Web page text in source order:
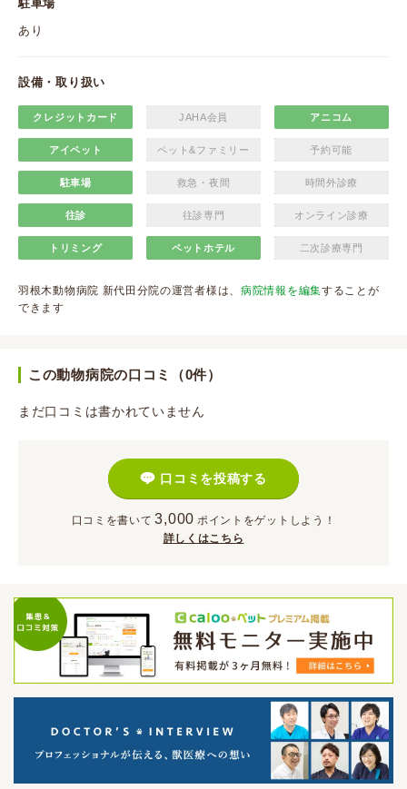
駐車場
あり
設備・取り扱い
クレジットカード JAHA会員 アニコム
アイペット ペット&ファミリー 予約可能
駐車場 救急・夜間 時間外診療
往診 往診専門 オンライン診療
トリミング ペットホテル 二次診療専門
羽根木動物病院 新代田分院の運営者様は、 病院情報を編集することが
できます
この動物病院の口コミ（0件）
まだ口コミは書かれていません
口コミを投稿する
口コミを書いて 3,000 ポイント をゲットしよう！
詳しくはこちら